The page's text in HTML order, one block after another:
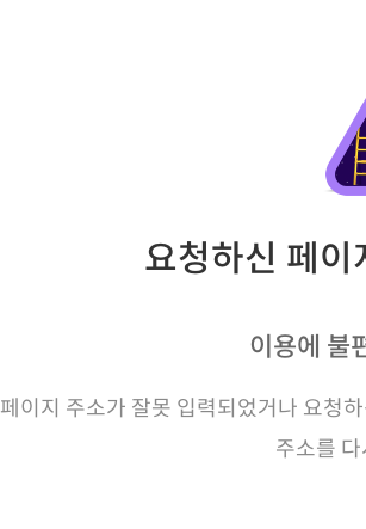
요청하신 페
이용에 불
페이지 주소가 잘못 입력되었거나 요청
주소를